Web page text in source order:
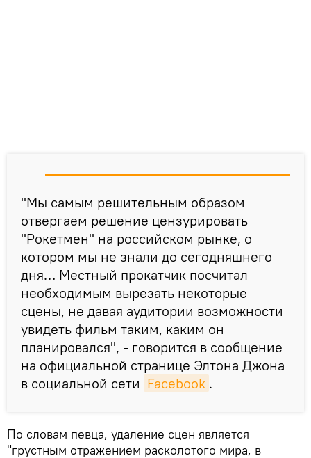
"Мы самым решительным образом
отвергаем решение цензурировать
"Рокетмен" на российском рынке, о
котором мы не знали до сегодняшнего
дня… Местный прокатчик посчитал
необходимым вырезать некоторые
сцены, не давая аудитории возможности
увидеть фильм таким, каким он
планировался", - говорится в сообщение
на официальной странице Элтона Джона
в социальной сети Facebook .
По словам певца, удаление сцен является
"грустным отражением расколотого мира, в